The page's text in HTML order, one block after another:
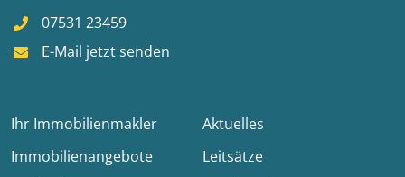
07531 23459
E-Mail jetzt senden
Ihr Immobilienmakler
Aktuelles
Immobilienangebote
Leitsätze